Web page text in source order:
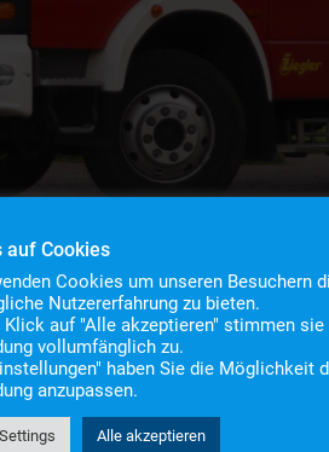
auf Cookies
Cookies um unseren Besuchern
Nutzererfahrung zu bieten.
auf "Alle akzeptieren" stimmen sie
vollumfänglich zu.
haben Sie die Möglichkeit
anzupassen.
Alle akzeptieren